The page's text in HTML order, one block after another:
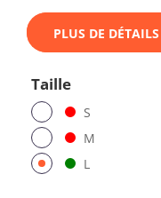
PLUS DE DÉTAILS
Taille
S
M
L